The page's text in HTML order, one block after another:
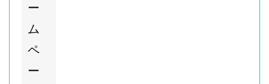
ー
ム
ペ
ー